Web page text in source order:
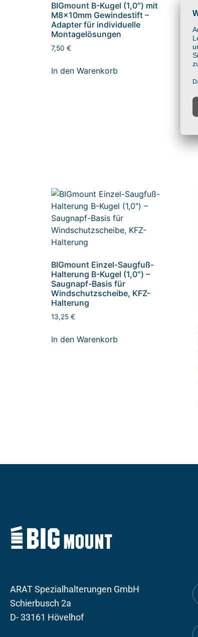
BIGmount B-Kugel (1,0″) mit
M8x10mm Gewindestift –
Adapter für individuelle
Montagelösungen
7,50 €
In den Warenkorb
BIGmount Einzel-Saugfuß-
Halterung B-Kugel (1,0″) –
Saugnapf-Basis für
Windschutzscheibe, KFZ-
Halterung
13,25 €
In den Warenkorb
ARAT Spezialhalterungen GmbH
Schierbusch 2a
D- 33161 Hövelhof